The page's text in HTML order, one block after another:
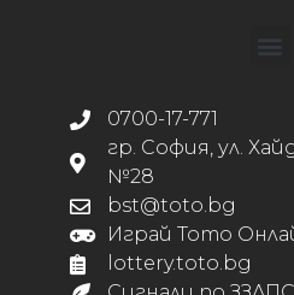
0700-17-771
гр. София, ул.
№28
bst@toto.bg
Играй Тото
lottery.toto.bg